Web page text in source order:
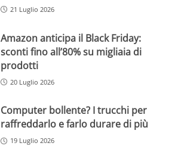
21 Luglio 2026
Amazon anticipa il Black Friday:
sconti fino all’80% su migliaia di
prodotti
20 Luglio 2026
Computer bollente? I trucchi per
raffreddarlo e farlo durare di più
19 Luglio 2026